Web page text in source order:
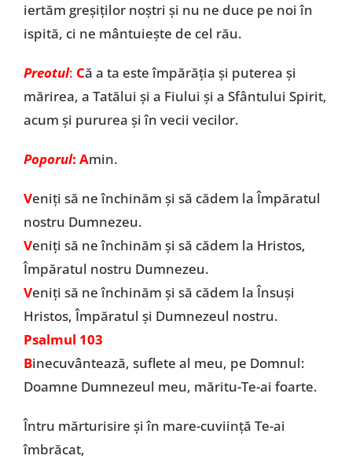
iertăm greșiților noștri și nu ne duce pe noi în
ispită, ci ne mântuiește de cel rău.
Preotul: Că a ta este împărăția și puterea și
mărirea, a Tatălui și a Fiului și a Sfântului Spirit,
acum și pururea și în vecii vecilor.
Poporul: Amin.
Veniți să ne închinăm și să cădem la Împăratul
nostru Dumnezeu.
Veniți să ne închinăm și să cădem la Hristos,
Împăratul nostru Dumnezeu.
Veniți să ne închinăm și să cădem la Însuși
Hristos, Împăratul și Dumnezeul nostru.
Psalmul 103
Binecuvântează, suflete al meu, pe Domnul:
Doamne Dumnezeul meu, măritu-Te-ai foarte.
Întru mărturisire și în mare-cuviință Te-ai
îmbrăcat,